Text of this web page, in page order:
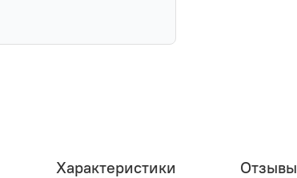
Характеристики Отзывы